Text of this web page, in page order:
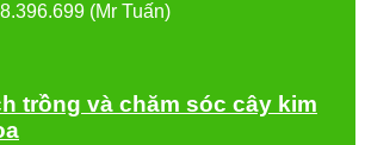
(Mr Tuấn)
trồng và chăm sóc cây kim